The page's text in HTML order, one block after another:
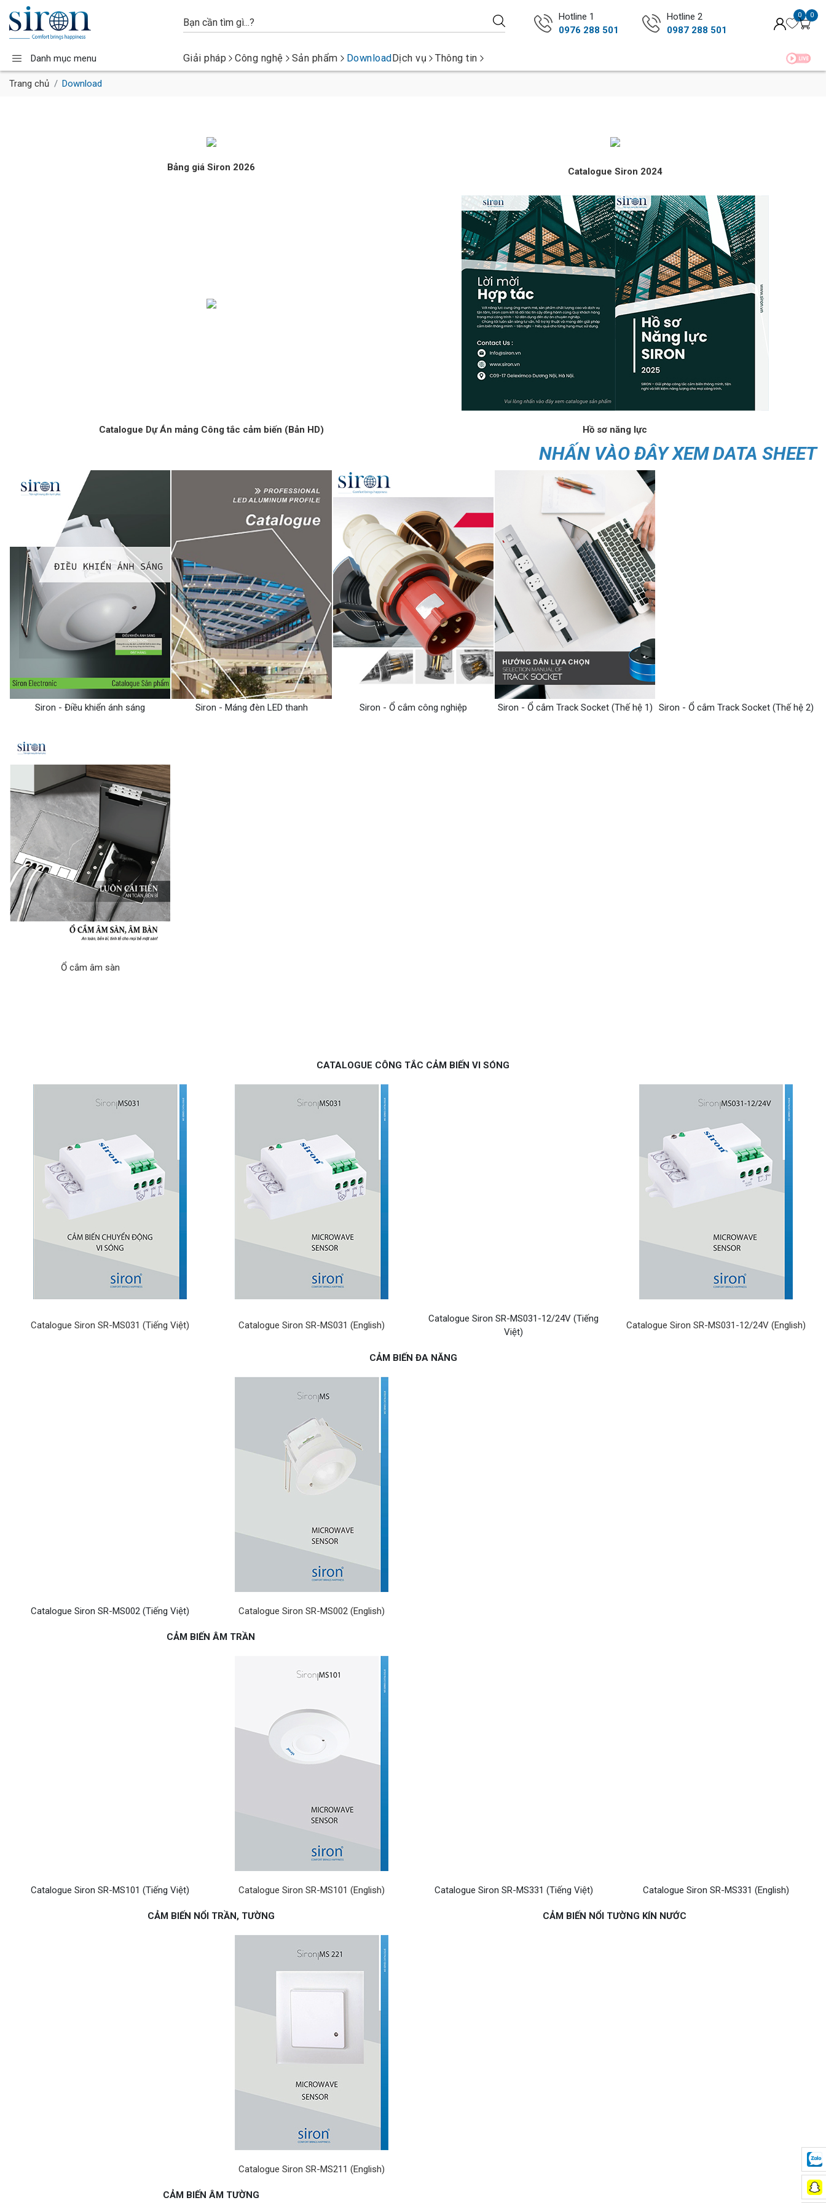
Hotline 1
0976 288 501
Hotline 2
0987 288 501
0 0
Danh mục menu Giải pháp Công nghệ Sản phẩm DownloadDịch vụ Thông tin
Trang chủ Download
Bảng giá Siron 2026 Catalogue Siron 2024
Catalogue Dự Án mảng Công tắc cảm biến (Bản HD) Hồ sơ năng lực
NHẤN VÀO ĐÂY XEM DATA SHEET
Siron - Điều khiển ánh sáng Siron - Máng đèn LED thanh Siron - Ổ cắm công nghiệp Siron - Ổ cắm Track Socket (Thế hệ 1) Siron - Ổ cắm Track Socket (Thế hệ 2)
Ổ cắm âm sàn
CATALOGUE CÔNG TẮC CẢM BIẾN VI SÓNG
Catalogue Siron SR-MS031 (Tiếng Việt) Catalogue Siron SR-MS031 (English)
Catalogue Siron SR-MS031-12/24V (Tiếng
Việt)
Catalogue Siron SR-MS031-12/24V (English)
CẢM BIẾN ĐA NĂNG
Catalogue Siron SR-MS002 (Tiếng Việt) Catalogue Siron SR-MS002 (English)
CẢM BIẾN ÂM TRẦN
Catalogue Siron SR-MS101 (Tiếng Việt) Catalogue Siron SR-MS101 (English) Catalogue Siron SR-MS331 (Tiếng Việt) Catalogue Siron SR-MS331 (English)
CẢM BIẾN NỔI TRẦN, TƯỜNG CẢM BIẾN NỔI TƯỜNG KÍN NƯỚC
Catalogue Siron SR-MS211 (English)
CẢM BIẾN ÂM TƯỜNG